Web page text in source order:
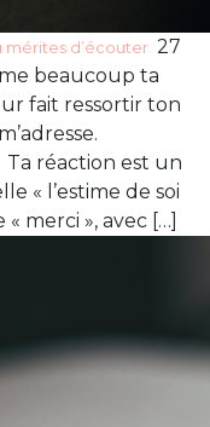
mérites d’écouter 27
beaucoup ta
fait ressortir ton
réaction est un
« l’estime de soi
merci », avec […]